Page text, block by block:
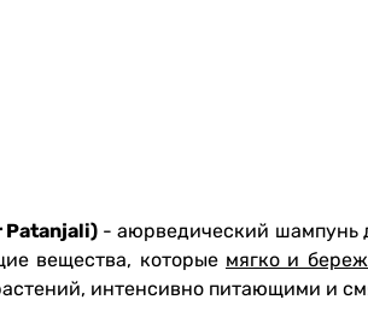
Patanjali) - аюрведический шампунь
вещества, которые мягко и
интенсивно питающими и